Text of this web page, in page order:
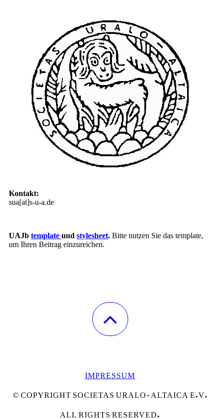
Kontakt:
sua[at]s-u-a.de
UAJb template und stylesheet. Bitte nutzen Sie das template,
um Ihren Beitrag einzureichen.
IMPRESSUM
© COPYRIGHT SOCIETAS URALO-ALTAICA E.V.
ALL RIGHTS RESERVED.